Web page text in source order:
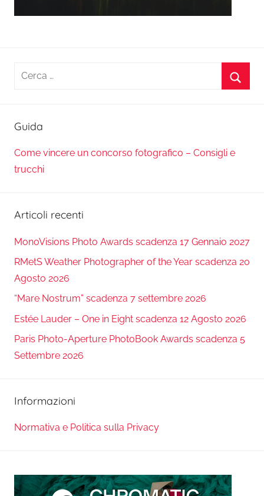
Ricerca
Guida
Come vincere un concorso fotografico – Consigli e
trucchi
Articoli recenti
MonoVisions Photo Awards scadenza 17 Gennaio 2027
RMetS Weather Photographer of the Year scadenza 20
Agosto 2026
“Mare Nostrum” scadenza 7 settembre 2026
Estée Lauder – One in Eight scadenza 12 Agosto 2026
Paris Photo-Aperture PhotoBook Awards scadenza 5
Settembre 2026
Informazioni
Normativa e Politica sulla Privacy